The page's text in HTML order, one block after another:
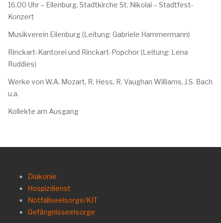
16.00 Uhr – Eilenburg, Stadtkirche St. Nikolai – Stadtfest-
Konzert
Musikverein Eilenburg (Leitung: Gabriele Hammermann)
Rinckart-Kantorei und Rinckart-Popchor (Leitung: Lena
Ruddies)
Werke von W.A. Mozart, R. Hess, R. Vaughan Williams, J.S. Bach
u.a.
Kollekte am Ausgang
Diakonie
Hospizdienst
Notfallseelsorge/KIT
Gefängnisseelsorge